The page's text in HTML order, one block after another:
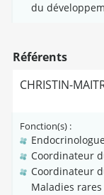
du
Référents
CHRISTIN-
Fonction(s) :
Coordinateur
Coordinateur
Maladies